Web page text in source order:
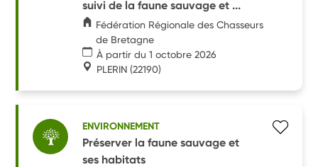
suivi de la faune sauvage et ...
Fédération Régionale des Chasseurs
de Bretagne
À partir du 1 octobre 2026
PLERIN (22190)
ENVIRONNEMENT
Préserver la faune sauvage et
ses habitats